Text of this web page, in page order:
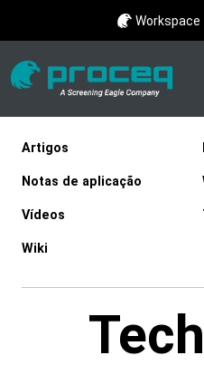
Workspace
Artigos
Notas de aplicação
Vídeos
Wiki